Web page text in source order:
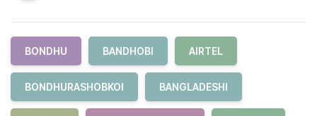
BONDHU BANDHOBI AIRTEL
BONDHURASHOBKOI BANGLADESHI